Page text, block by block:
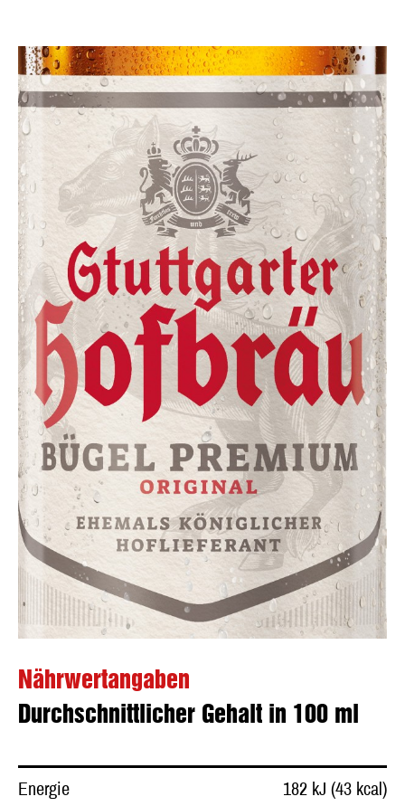
Nährwertangaben
Durchschnittlicher Gehalt in 100 ml
Energie
182 kJ (43 kcal)